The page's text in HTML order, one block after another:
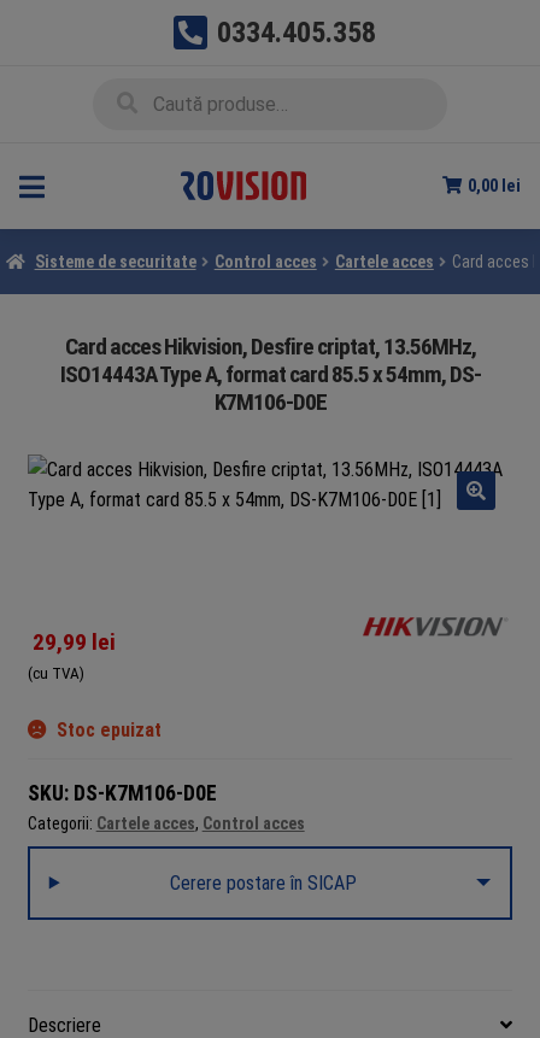
0334.405.358
0,00 lei
Sisteme de securitate Control acces Cartele acces Card acces
Card acces Hikvision, Desfire criptat, 13.56MHz,
ISO14443A Type A, format card 85.5 x 54mm, DS-
K7M106-D0E
29,99 lei
(cu TVA)
Stoc epuizat
SKU: DS-K7M106-D0E
Categorii: Cartele acces, Control acces
Cerere postare în SICAP
Descriere